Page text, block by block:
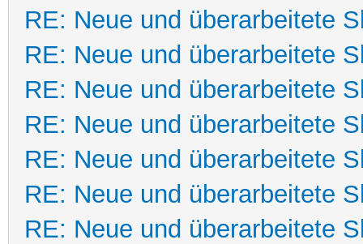
RE: Neue und überarbeitete
RE: Neue und überarbeitete
RE: Neue und überarbeitete
RE: Neue und überarbeitete
RE: Neue und überarbeitete
RE: Neue und überarbeitete
RE: Neue und überarbeitete